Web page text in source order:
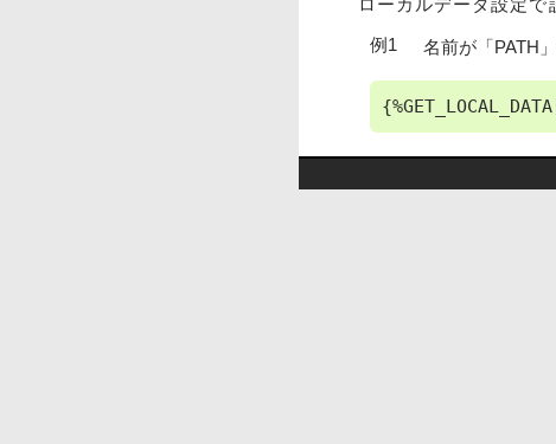
ローカルデータ設定で
例1
名前が「PATH